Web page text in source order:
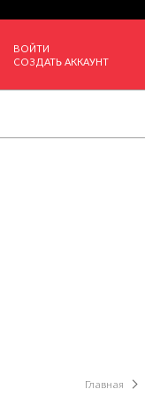
ВОЙТИ
СОЗДАТЬ АККАУНТ
Главная